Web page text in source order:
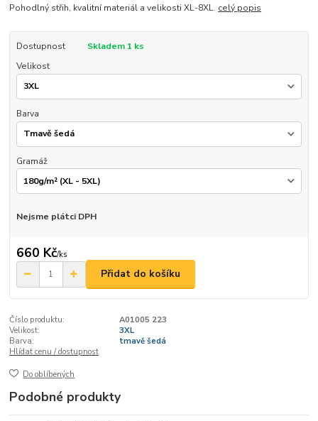
Pohodlný střih, kvalitní materiál a velikosti XL-8XL. celý popis
Dostupnost
Skladem 1 ks
Velikost
Barva
Gramáž
Nejsme plátci DPH
660 Kč/ks
Přidat do košíku
Číslo produktu:
A01005 223
Velikost:
3XL
Barva:
tmavě šedá
Hlídat cenu / dostupnost
Do oblíbených
Podobné produkty